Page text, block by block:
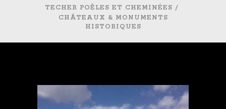
TECHER POÊLES ET CHEMINÉES /
CHÂTEAUX & MONUMENTS
HISTORIQUES